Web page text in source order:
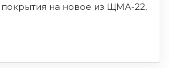
покрытия на новое из ЩМА-22,